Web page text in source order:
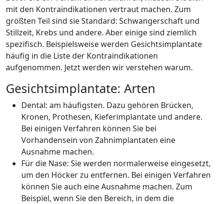
mit den Kontraindikationen vertraut machen. Zum
größten Teil sind sie Standard: Schwangerschaft und
Stillzeit, Krebs und andere. Aber einige sind ziemlich
spezifisch. Beispielsweise werden Gesichtsimplantate
häufig in die Liste der Kontraindikationen
aufgenommen. Jetzt werden wir verstehen warum.
Gesichtsimplantate: Arten
Dental: am häufigsten. Dazu gehören Brücken,
Kronen, Prothesen, Kieferimplantate und andere.
Bei einigen Verfahren können Sie bei
Vorhandensein von Zahnimplantaten eine
Ausnahme machen.
Für die Nase: Sie werden normalerweise eingesetzt,
um den Höcker zu entfernen. Bei einigen Verfahren
können Sie auch eine Ausnahme machen. Zum
Beispiel, wenn Sie den Bereich, in dem die